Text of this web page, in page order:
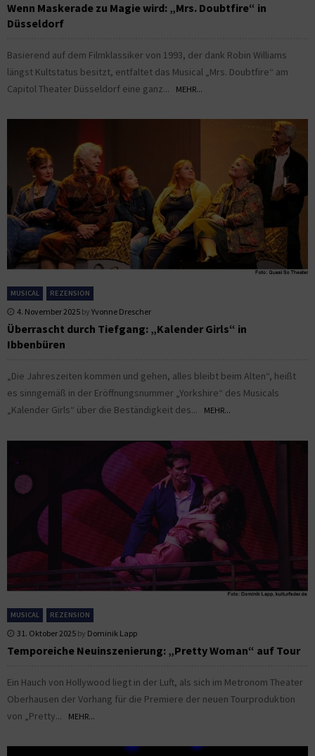
Wenn Maskerade zu Magie wird: „Mrs. Doubtfire“ in
Düsseldorf
Basierend auf dem Filmklassiker von 1993, der dank Robin Williams
längst Kultstatus besitzt, entfaltet das Musical „Mrs. Doubtfire“ am
Capitol Theater Düsseldorf eine ganz...
MEHR...
MUSICAL REZENSION
4. November 2025 by Yvonne Drescher
Überrascht durch Tiefgang: „Kalender Girls“ in
Ibbenbüren
„Die Jahreszeiten kommen und gehen, alles bleibt beim Alten“, heißt
es sinngemäß in der Eröffnungsnummer „Yorkshire“ des Musicals
„Kalender Girls“ über die Beständigkeit des...
MEHR...
MUSICAL REZENSION
31. Oktober 2025 by Dominik Lapp
Temporeiche Neuinszenierung: „Pretty Woman“ auf Tour
Ein Hauch von Hollywood liegt in der Luft, als sich im Metronom Theater
Oberhausen der Vorhang für die Premiere der neuen Tourproduktion
von „Pretty...
MEHR...